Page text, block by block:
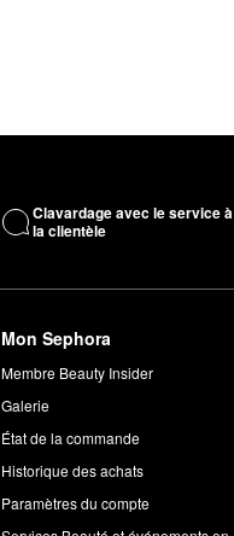
Clavardage avec le service à
la clientèle
Mon Sephora
Membre Beauty Insider
Galerie
État de la commande
Historique des achats
Paramètres du compte